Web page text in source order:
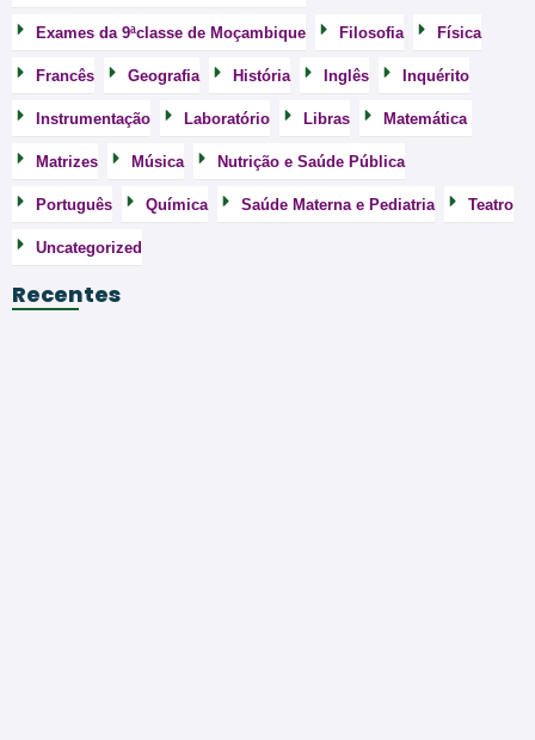
Exames da 9ªclasse de Moçambique Filosofia Física
Francês Geografia História Inglês Inquérito
Instrumentação Laboratório Libras Matemática
Matrizes Música Nutrição e Saúde Pública
Português Química Saúde Materna e Pediatria Teatro
Uncategorized
Recentes